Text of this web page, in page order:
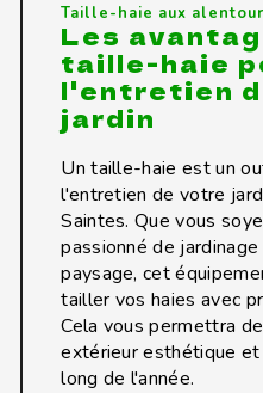
Taille-haie aux
Les
taille-haie
l'entretien
jardin
Un taille-haie est un
l'entretien de votre
Saintes. Que vous
passionné de
paysage, cet
tailler vos haies avec
Cela vous permettra
extérieur esthétique
long de l'année.